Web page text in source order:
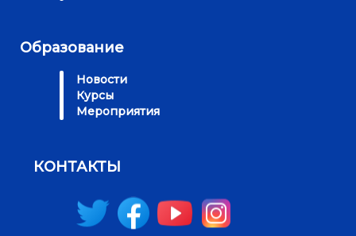
Образование
Новости
Курсы
Мероприятия
КОНТАКТЫ